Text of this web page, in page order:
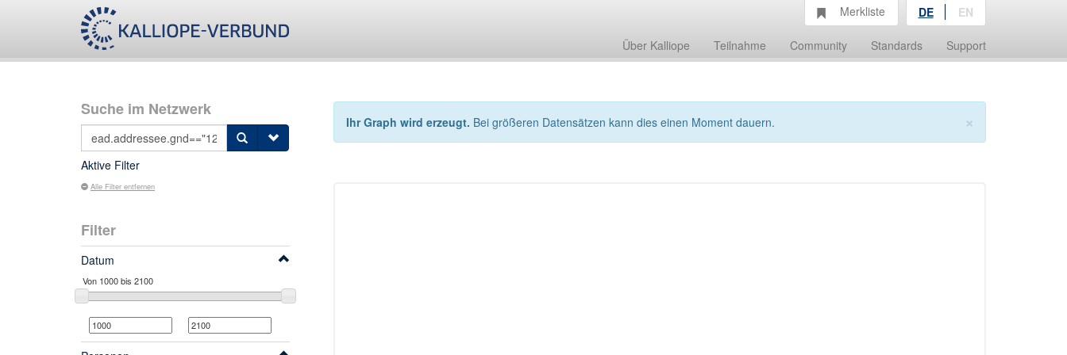
Über Kalliope Teilnahme Community Standards Support
Merkliste DE EN
Suche im Netzwerk
Aktive Filter
Alle Filter entfernen
Filter
Datum
×
Ihr Graph wird erzeugt. Bei größeren Datensätzen kann dies einen Moment dauern.